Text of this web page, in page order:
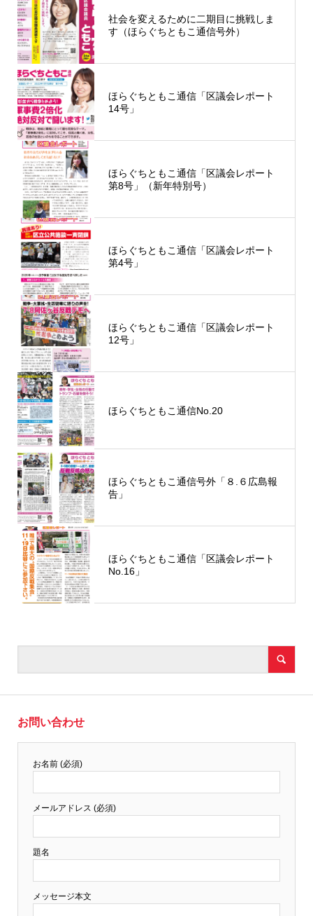
社会を変えるために二期目に挑戦しま
す（ほらぐちともこ通信号外）
ほらぐちともこ通信「区議会レポート
14号」
ほらぐちともこ通信「区議会レポート
第8号」（新年特別号）
ほらぐちともこ通信「区議会レポート
第4号」
ほらぐちともこ通信「区議会レポート
12号」
ほらぐちともこ通信No.20
ほらぐちともこ通信号外「８.６広島報
告」
ほらぐちともこ通信「区議会レポート
No.16」
お問い合わせ
お名前 (必須)
メールアドレス (必須)
題名
メッセージ本文